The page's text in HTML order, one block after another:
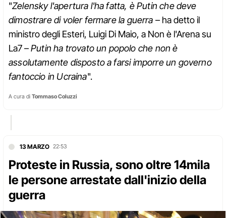
"Zelensky l'apertura l'ha fatta, è Putin che deve
dimostrare di voler fermare la guerra – ha detto il
ministro degli Esteri, Luigi Di Maio, a Non è l'Arena su
La7 –Putin ha trovato un popolo che non è
assolutamente disposto a farsi imporre un governo
fantoccio in Ucraina".
A cura di Tommaso Coluzzi
13 MARZO 22:53
Proteste in Russia, sono oltre 14mila
le persone arrestate dall'inizio della
guerra